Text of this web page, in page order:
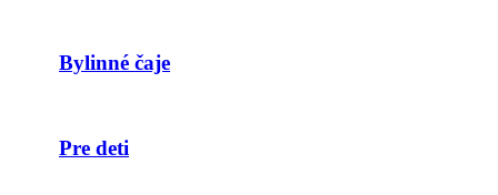
Bylinné čaje
Pre deti